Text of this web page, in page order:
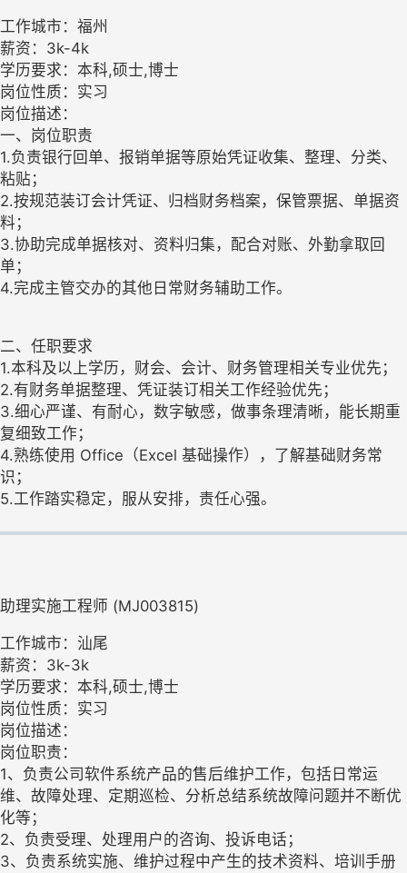
工作城市：福州
薪资：3k-4k
学历要求：本科,硕士,博士
岗位性质：实习
岗位描述：
一、岗位职责
1.负责银行回单、报销单据等原始凭证收集、整理、分类、
粘贴；
2.按规范装订会计凭证、归档财务档案，保管票据、单据资
料；
3.协助完成单据核对、资料归集，配合对账、外勤拿取回
单；
4.完成主管交办的其他日常财务辅助工作。
二、任职要求
1.本科及以上学历，财会、会计、财务管理相关专业优先；
2.有财务单据整理、凭证装订相关工作经验优先；
3.细心严谨、有耐心，数字敏感，做事条理清晰，能长期重
复细致工作；
4.熟练使用 Office（Excel 基础操作），了解基础财务常
识；
5.工作踏实稳定，服从安排，责任心强。
助理实施工程师 (MJ003815)
工作城市：汕尾
薪资：3k-3k
学历要求：本科,硕士,博士
岗位性质：实习
岗位描述：
岗位职责：
1、负责公司软件系统产品的售后维护工作，包括日常运
维、故障处理、定期巡检、分析总结系统故障问题并不断优
化等；
2、负责受理、处理用户的咨询、投诉电话；
3、负责系统实施、维护过程中产生的技术资料、培训手册